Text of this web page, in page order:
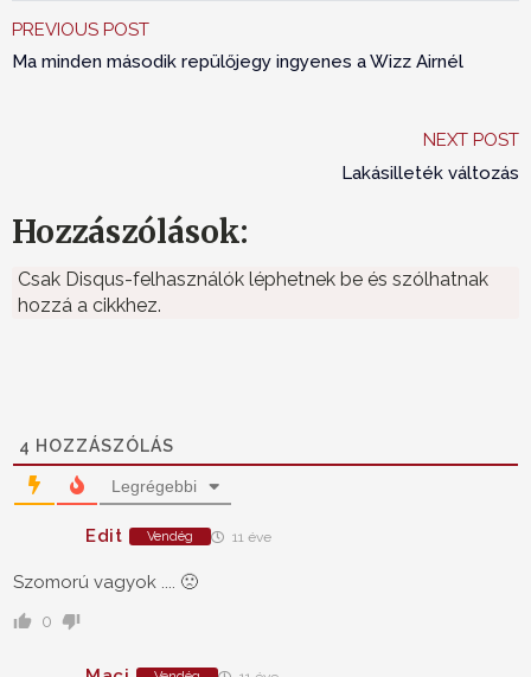
PREVIOUS POST
Ma minden második repülőjegy ingyenes a Wizz Airnél
NEXT POST
Lakásilleték változás
Hozzászólások:
Csak Disqus-felhasználók léphetnek be és szólhatnak
hozzá a cikkhez.
4 HOZZÁSZÓLÁS
Legrégebbi
Edit Vendég 11 éve
Szomorú vagyok .... 🙁
0